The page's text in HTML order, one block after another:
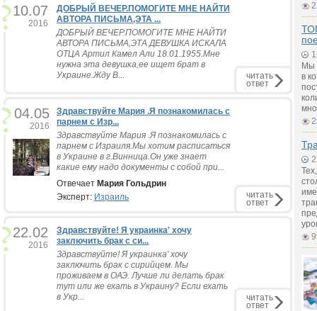
10.07
2016
ДОБРЫЙ ВЕЧЕР.ПОМОГИТЕ МНЕ НАЙТИ
АВТОРА ПИСЬМА,ЭТА ...
ДОБРЫЙ ВЕЧЕР.ПОМОГИТЕ МНЕ НАЙТИ
АВТОРА ПИСЬМА,ЭТА ДЕВУШКА ИСКАЛА
ОТЦА Артил Камел Али 18.01.1955.Мне
нужна эта девушка,ее ищет брат в
Украине.Жду В...
читать
ответ
04.05
2016
Здравствуйте Мария .Я познакомилась с
парнем с Изр...
Здравствуйте Мария .Я познакомилась с
парнем с Израиля.Мы хотим расписаться
в Украине в г.Винница.Он уже знает
какие ему надо документы с собой при...
Отвечает Мария Гольдрин
Эксперт: Израиль читать
ответ
22.02
2016
Здравствуйте! Я украинка' хочу
заключить брак с си...
Здравствуйте! Я украинка' хочу
заключить брак с сирийцем. Мы
проживаем в ОАЭ. Лучше ли делать брак
тут или же ехать в Украину? Если ехать
в Укр...
читать
ответ
Мы
в